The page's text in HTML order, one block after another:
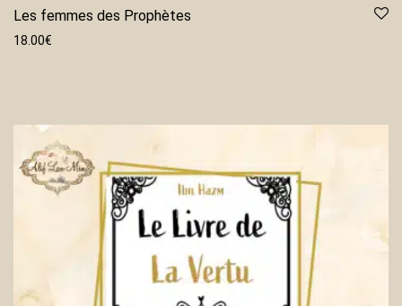
Les femmes des Prophètes
18.00€